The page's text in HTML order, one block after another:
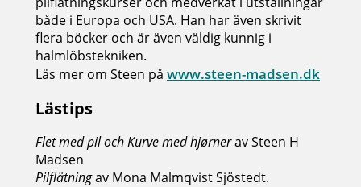
både i Europa och USA. Han har även skrivit
flera böcker och är även väldig kunnig i
halmlöbstekniken.
Läs mer om Steen på www.steen-madsen.dk
Lästips
Flet med pil och Kurve med hjørnerav Steen H
Madsen
Pilflätningav Mona Malmqvist Sjöstedt.